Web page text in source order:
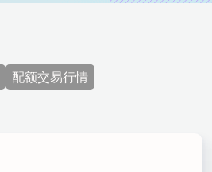
配额交易行情